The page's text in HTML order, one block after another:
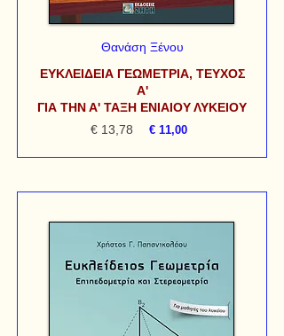
Θανάση Ξένου
ΕΥΚΛΕΙΔΕΙΑ ΓΕΩΜΕΤΡΙΑ, ΤΕΥΧΟΣ
Α'
ΓΙΑ ΤΗΝ Α' ΤΑΞΗ ΕΝΙΑΙΟΥ ΛΥΚΕΙΟΥ
€ 13,78
€ 11,00